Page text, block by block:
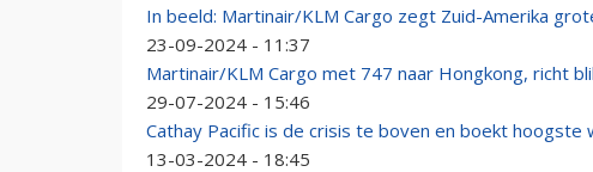
In beeld: Martinair/KLM Cargo zegt Zuid-Amerika
23-09-2024 - 11:37
Martinair/KLM Cargo met 747 naar Hongkong, richt
29-07-2024 - 15:46
Cathay Pacific is de crisis te boven en boekt hoogste
13-03-2024 - 18:45